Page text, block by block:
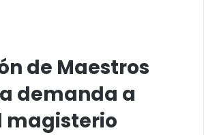
de Maestros
demanda a
magisterio